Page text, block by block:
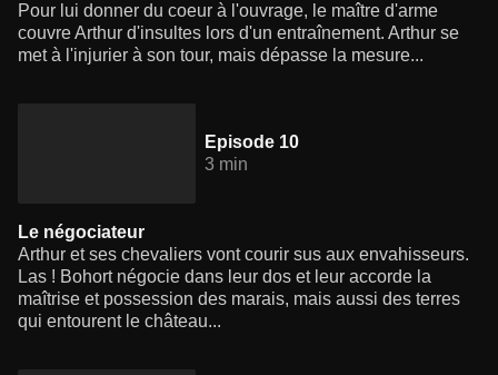
Pour lui donner du coeur à l'ouvrage, le maître d'arme
couvre Arthur d'insultes lors d'un entraînement. Arthur se
met à l'injurier à son tour, mais dépasse la mesure...
Episode 10
3 min
Le négociateur
Arthur et ses chevaliers vont courir sus aux envahisseurs.
Las ! Bohort négocie dans leur dos et leur accorde la
maîtrise et possession des marais, mais aussi des terres
qui entourent le château...